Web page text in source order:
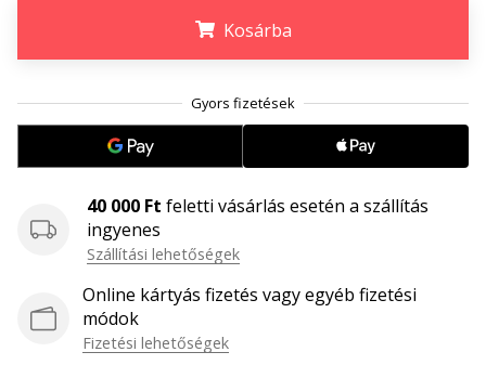
kézilabda-
mi?
hozzánk
márkanagykövetként.
Minden cikk
megjelenítése
Kosárba
40 000 Ft feletti vásárlás esetén a szállítás
ingyenes
Szállítási lehetőségek
Online kártyás fizetés vagy egyéb fizetési
módok
Fizetési lehetőségek